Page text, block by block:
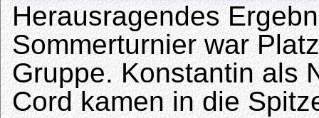
Herausragendes
Sommerturnier war
Gruppe. Konstantin als
Cord kamen in die